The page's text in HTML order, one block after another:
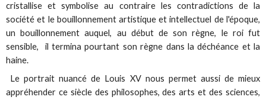
cristallise et symbolise au contraire les contradictions de la
société et le bouillonnement artistique et intellectuel de l'époque,
un bouillonnement auquel, au début de son règne, le roi fut
sensible, il termina pourtant son règne dans la déchéance et la
haine.
Le portrait nuancé de Louis XV nous permet aussi de mieux
appréhender ce siècle des philosophes, des arts et des sciences,